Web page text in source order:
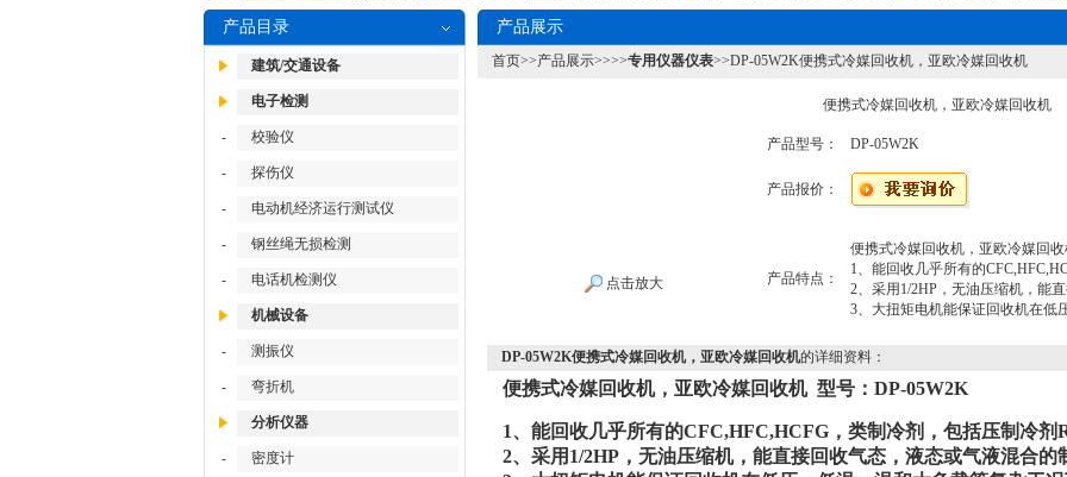
产品目录
建筑/交通设备
电子检测
- 校验仪
- 探伤仪
- 电动机经济运行测试仪
- 钢丝绳无损检测
- 电话机检测仪
机械设备
- 测振仪
- 弯折机
分析仪器
- 密度计
产品展示
首页>>产品展示>>>>专用仪器仪表>>DP-05W2K便携式冷媒回收机，亚欧冷媒回收机
便携式冷媒回收机，亚欧冷媒回收机
点击放大
产品型号： DP-05W2K
产品报价：
产品特点：
便携式冷媒回收机，亚欧冷媒回
1、能回收几乎所有的
2、采用1/2HP，无油压缩机，能
3、大扭矩电机能保证回收机在低
DP-05W2K便携式冷媒回收机，亚欧冷媒回收机的详细资料：
便携式冷媒回收机，亚欧冷媒回收机 型号：DP-05W2K
1、能回收几乎所有的CFC,HFC,HCFG，类制冷剂，包括压制冷剂
2、采用1/2HP，无油压缩机，能直接回收气态，液态或气液混合的